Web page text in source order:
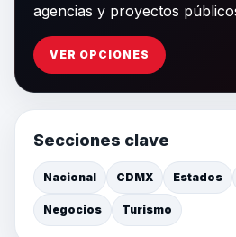
agencias y proyectos
VER OPCIONES
Secciones clave
Nacional CDMX Estados
Negocios Turismo